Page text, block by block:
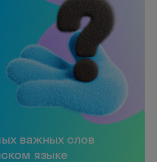
важных слов
языке